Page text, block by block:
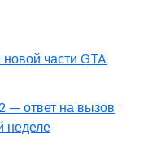
части GTA
— ответ на вызов
неделе